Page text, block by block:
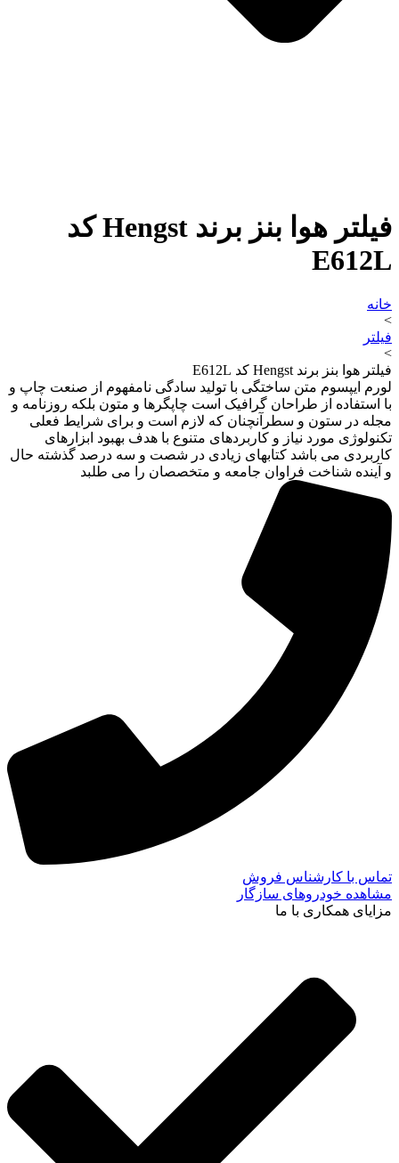
فیلتر هوا بنز برند Hengst کد
E612L
خانه
>
فیلتر
>
فیلتر هوا بنز برند Hengst کد E612L
لورم ایپسوم متن ساختگی با تولید سادگی نامفهوم از صنعت چاپ و
با استفاده از طراحان گرافیک است چاپگرها و متون بلکه روزنامه و
مجله در ستون و سطرآنچنان که لازم است و برای شرایط فعلی
تکنولوژی مورد نیاز و کاربردهای متنوع با هدف بهبود ابزارهای
کاربردی می باشد کتابهای زیادی در شصت و سه درصد گذشته حال
و آینده شناخت فراوان جامعه و متخصصان را می طلبد
تماس با کارشناس فروش
مشاهده خودروهای سازگار
مزایای همکاری با ما